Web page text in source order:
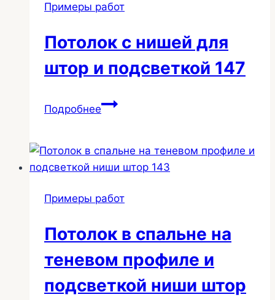
Примеры работ
Потолок с нишей для
штор и подсветкой 147
ПодробнееПотолок
для
штор
подсветкой
Примеры работ
Потолок в спальне на
теневом профиле и
подсветкой ниши штор